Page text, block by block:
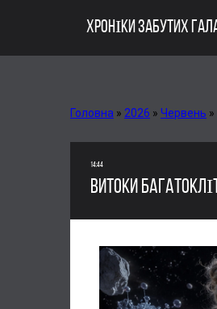
ХРОНІКИ ЗАБУТИХ
Головна » 2026 » Червень »
14:44
ВИТОКИ